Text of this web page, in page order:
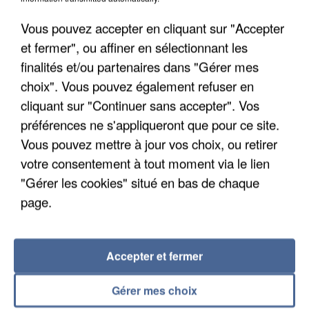
UN SECOND CADRE DE LA DZ MAFIA
INTERPELLÉ EN ALGÉRIE
Vous pouvez accepter en cliquant sur "Accepter
et fermer", ou affiner en sélectionnant les
finalités et/ou partenaires dans "Gérer mes
choix". Vous pouvez également refuser en
cliquant sur "Continuer sans accepter". Vos
préférences ne s'appliqueront que pour ce site.
Vous pouvez mettre à jour vos choix, ou retirer
votre consentement à tout moment via le lien
"Gérer les cookies" situé en bas de chaque
page.
Gérer mes choix
Accepter et fermer